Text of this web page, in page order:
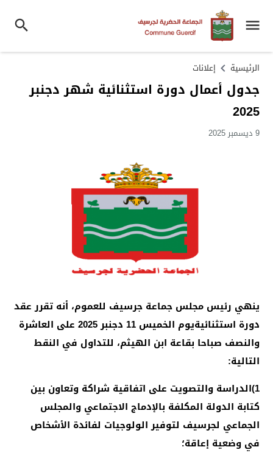
الرئيسية إعلانات
جدول أعمال دورة استثنائية شهر دجنبر
2025
9 ديسمبر 2025
ينهي رئيس مجلس جماعة جرسيف للعموم، أنه تقرر عقد
دورة استثنائية
يوم الخميس 11 دجنبر 2025 على العاشرة
والنصف صباحا بقاعة ابن الهيثم، للتداول في النقط
التالية:
1) الدراسة والتصويت على اتفاقية شراكة وتعاون بين
كتابة الدولة المكلفة بالإدماج الاجتماعي والمجلس
الجماعي لجرسيف لتوفير الولوجيات لفائدة الأشخاص
في وضعية إعاقة؛